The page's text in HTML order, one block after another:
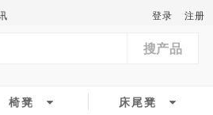
登录 注册
搜产品
椅凳 床尾凳